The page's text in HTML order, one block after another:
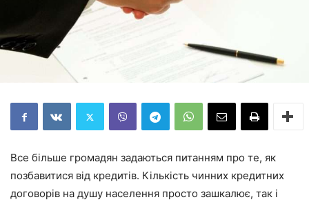
Все більше громадян задаються питанням про те, як
позбавитися від кредитів. Кількість чинних кредитних
договорів на душу населення просто зашкалює, так і